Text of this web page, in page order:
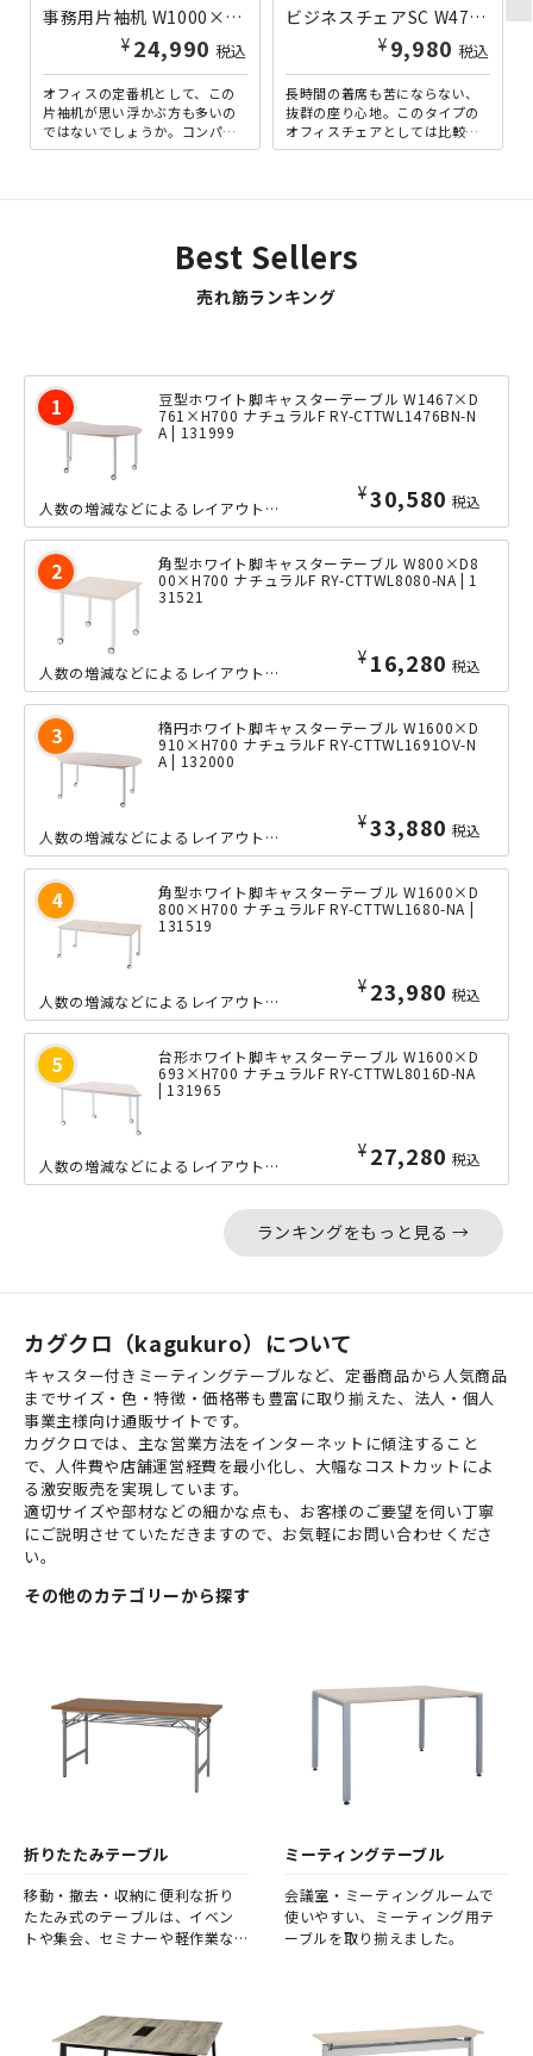
事務用片袖机 W1000×D700×H700 ニューグレー
¥ 24,990 税込
オフィスの定番机として、この
片袖机が思い浮かぶ方も多いの
ではないでしょうか。コンパク
トサイズで、省スペースオフィ
ビジネスチェアSC W475×D550×H895-965 ブラック
¥ 9,980 税込
長時間の着席も苦にならない、
抜群の座り心地。このタイプの
オフィスチェアとしては比較的
ロープライスながら、クオリテ
Best Sellers
売れ筋ランキング
豆型ホワイト脚キャスターテーブル W1467×D
761×H700 ナチュラルF RY-CTTWL1476BN-N
A | 131999
¥30,580 税込
人数の増減などによるレイアウト変更に即座に対応できる、大型キャスター付きの豆型キ...
角型ホワイト脚キャスターテーブル W800×D8
00×H700 ナチュラルF RY-CTTWL8080-NA | 1
31521
¥ 16,280 税込
人数の増減などによるレイアウト変更に即座に対応できる、大型キャスター付きの正方形...
楕円ホワイト脚キャスターテーブル W1600×D
910×H700 ナチュラルF RY-CTTWL1691OV-N
A | 132000
¥33,880 税込
人数の増減などによるレイアウト変更に即座に対応できる、大型キャスター付きの楕円キ...
角型ホワイト脚キャスターテーブル W1600×D
800×H700 ナチュラルF RY-CTTWL1680-NA |
131519
¥ 23,980 税込
人数の増減などによるレイアウト変更に即座に対応できる、大型キャスター付きの長方形...
台形ホワイト脚キャスターテーブル W1600×D
693×H700 ナチュラルF RY-CTTWL8016D-NA
| 131965
¥ 27,280 税込
人数の増減などによるレイアウト変更に即座に対応できる、大型キャスター付きの台形キ...
ランキングをもっと見る →
カグクロ（kagukuro）について
キャスター付きミーティングテーブルなど、定番商品から人気商品
までサイズ・色・特徴・価格帯も豊富に取り揃えた、法人・個人
事業主様向け通販サイトです。
カグクロでは、主な営業方法をインターネットに傾注すること
で、人件費や店舗運営経費を最小化し、大幅なコストカットによ
る激安販売を実現しています。
適切サイズや部材などの細かな点も、お客様のご要望を伺い丁寧
にご説明させていただきますので、お気軽にお問い合わせくださ
い。
その他のカテゴリーから探す
折りたたみテーブル
移動・撤去・収納に便利な折り
たたみ式のテーブルは、イベン
トや集会、セミナーや軽作業な
ミーティングテーブル
会議室・ミーティングルームで
使いやすい、ミーティング用テ
ーブルを取り揃えました。